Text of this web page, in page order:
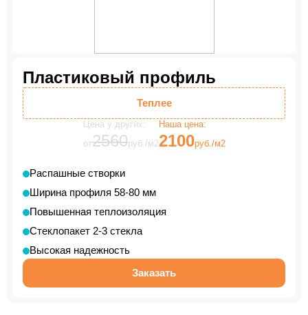
Пластиковый профиль
Теплее
Цена у других:
от2560руб./м2
Наша цена:
2100руб./м2
Распашные створки
Ширина профиля 58-80 мм
Повышенная теплоизоляция
Стеклопакет 2-3 стекла
Высокая надежность
Заказать